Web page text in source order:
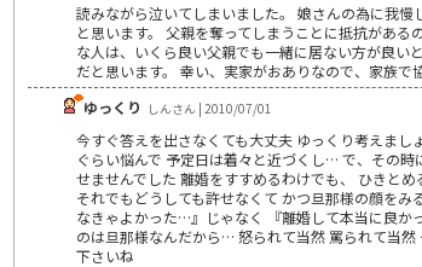
読みながら泣いてしまいました。 娘さんの為に我
と思います。 父親を奪ってしまうことに抵抗があ
な人は、いくら良い父親でも一緒に居ない方が良い
だと思います。 幸い、実家がおありなので、家族で
ゆっくり しんさん | 2010/07/01
今すぐ答えを出さなくても大丈夫 ゆっくり考えま
ぐらい悩んで 予定日は着々と近づくし… で、その
せませんでした 離婚をすすめるわけでも、 ひきと
それでもどうしても許せなくて かつ旦那様の顔を
なきゃよかった…』じゃなく 『離婚して本当に良か
のは旦那様なんだから… 怒られて当然 罵られて当
下さいね